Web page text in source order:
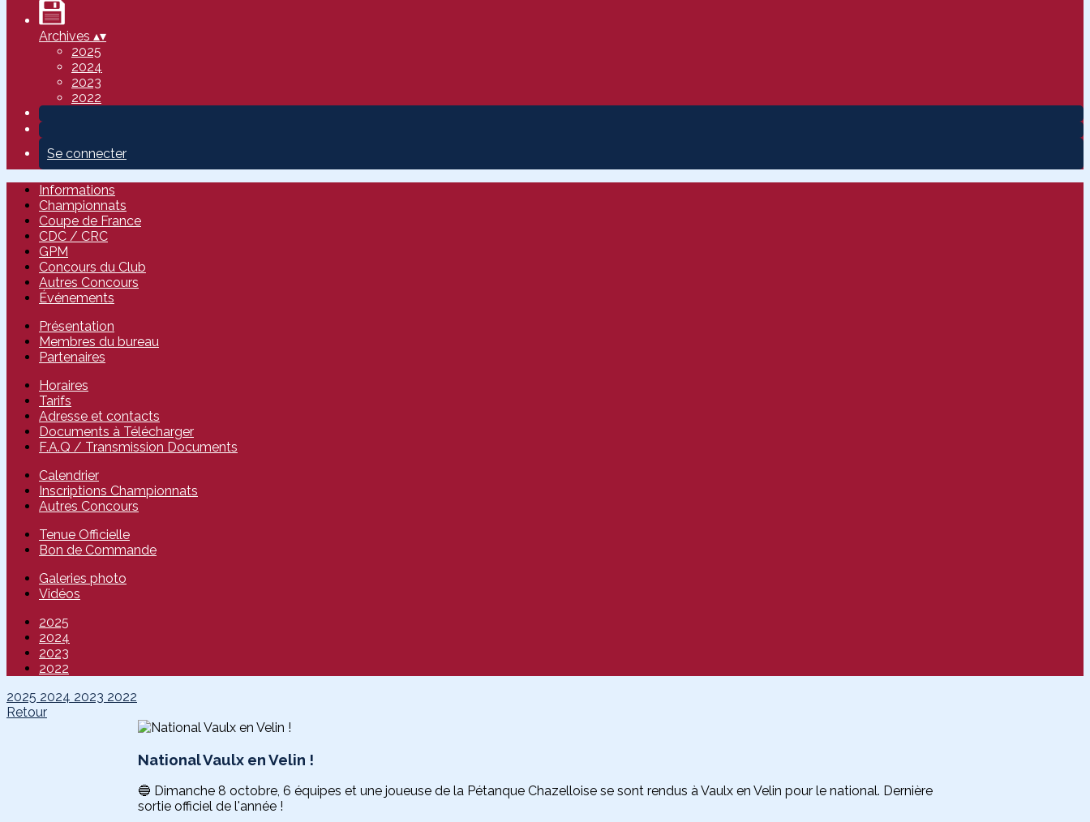
Archives ▴▾
2025
2024
2023
2022
Se connecter
Informations
Championnats
Coupe de France
CDC / CRC
GPM
Concours du Club
Autres Concours
Événements
Présentation
Membres du bureau
Partenaires
Horaires
Tarifs
Adresse et contacts
Documents à Télécharger
F.A.Q / Transmission Documents
Calendrier
Inscriptions Championnats
Autres Concours
Tenue Officielle
Bon de Commande
Galeries photo
Vidéos
2025
2024
2023
2022
2025 2024 2023 2022
Retour
National Vaulx en Velin !
🔵 Dimanche 8 octobre, 6 équipes et une joueuse de la Pétanque Chazelloise se sont rendus à Vaulx en Velin pour le national. Dernière
sortie officiel de l'année !